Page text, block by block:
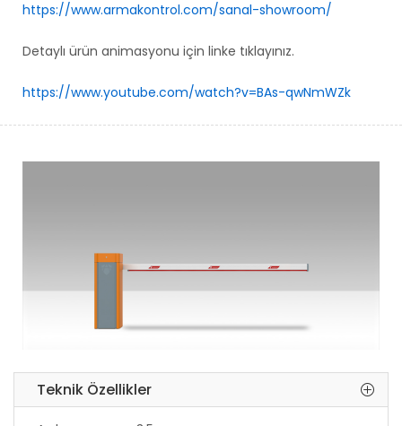
https://www.armakontrol.com/sanal-showroom/
Detaylı ürün animasyonu için linke tıklayınız.
https://www.youtube.com/watch?v=BAs-qwNmWZk
Teknik Özellikler